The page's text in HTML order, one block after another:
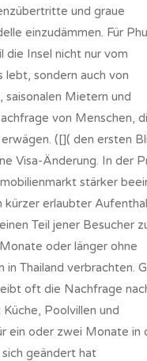
und graue
einzudämmen. Für
die Insel nicht nur vom
lebt, sondern auch von
saisonalen Mietern und
von Menschen,
([]( den ersten
Visa-Änderung. In der
stärker
kürzer erlaubter
Teil jener Besucher
oder länger ohne
in Thailand verbrachten.
oft die Nachfrage
Poolvillen und
ein oder zwei Monate in
geändert hat